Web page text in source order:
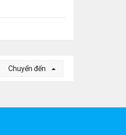
Chuyển đến